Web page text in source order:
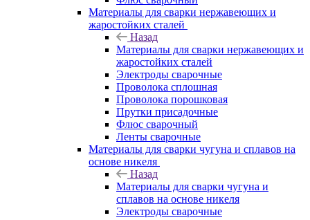
Материалы для сварки нержавеющих и
жаростойких сталей
Назад
Материалы для сварки нержавеющих и
жаростойких сталей
Электроды сварочные
Проволока сплошная
Проволока порошковая
Прутки присадочные
Флюс сварочный
Ленты сварочные
Материалы для сварки чугуна и сплавов на
основе никеля
Назад
Материалы для сварки чугуна и
сплавов на основе никеля
Электроды сварочные